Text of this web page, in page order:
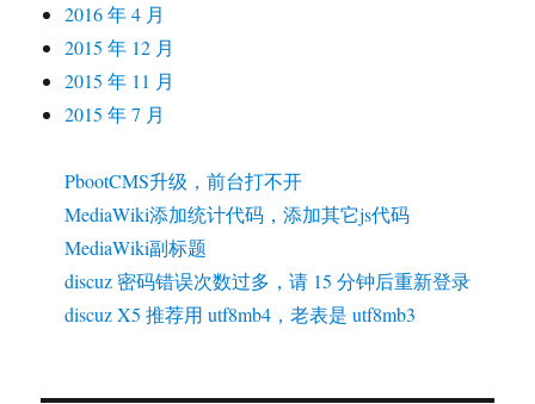
2016 年 4 月
2015 年 12 月
2015 年 11 月
2015 年 7 月
PbootCMS升级，前台打不开
MediaWiki添加统计代码，添加其它js代码
MediaWiki副标题
discuz 密码错误次数过多，请 15 分钟后重新登录
discuz X5 推荐用 utf8mb4，老表是 utf8mb3